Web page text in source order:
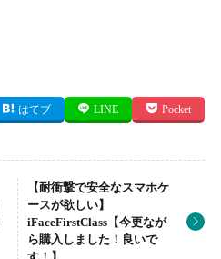
はてブ LINE Pocket
【耐衝撃で安全なスマホケ
ースが欲しい】
iFaceFirstClass【今更なが
ら購入しました！良いで